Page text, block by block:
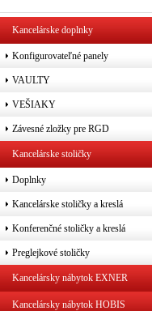
Kancelárske doplnky
Konfigurovateľné panely
VAULTY
VEŠIAKY
Závesné zložky pre RGD
Kancelárske stoličky
Doplnky
Kancelárske stoličky a kreslá
Konferenčné stoličky a kreslá
Preglejkové stoličky
Kancelársky nábytok EXNER
Kancelársky nábytok HOBIS